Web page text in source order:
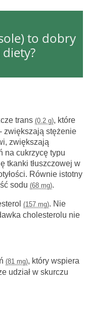
to dobry
trans (0.2 g), które
zwiększają stężenie
zwiększają
na cukrzycę typu
tkanki tłuszczowej w
Równie istotny
sodu (68 mg).
(157 mg). Nie
cholesterolu nie
(81 mg), który wspiera
udział w skurczu